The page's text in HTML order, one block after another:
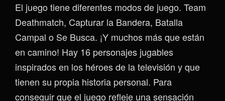
El juego tiene diferentes modos de juego. Team
Deathmatch, Capturar la Bandera, Batalla
Campal o Se Busca. ¡Y muchos más que están
en camino! Hay 16 personajes jugables
inspirados en los héroes de la televisión y que
tienen su propia historia personal. Para
conseguir que el juego refleje una sensación